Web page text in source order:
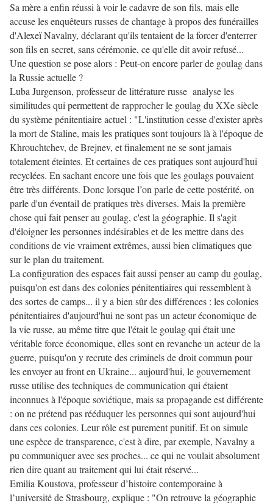
Sa mère a enfin réussi à voir le cadavre de son fils, mais elle
accuse les enquêteurs russes de chantage à propos des funérailles
d'Alexeï Navalny, déclarant qu'ils tentaient de la forcer d'enterrer
son fils en secret, sans cérémonie, ce qu'elle dit avoir refusé...
Une question se pose alors : Peut-on encore parler de goulag dans
la Russie actuelle ?
Luba Jurgenson, professeur de littérature russe analyse les
similitudes qui permettent de rapprocher le goulag du XXe siècle
du système pénitentiaire actuel : "L'institution cesse d'exister après
la mort de Staline, mais les pratiques sont toujours là à l'époque de
Khrouchtchev, de Brejnev, et finalement ne se sont jamais
totalement éteintes. Et certaines de ces pratiques sont aujourd'hui
recyclées. En sachant encore une fois que les goulags pouvaient
être très différents. Donc lorsque l’on parle de cette postérité, on
parle d'un éventail de pratiques très diverses. Mais la première
chose qui fait penser au goulag, c'est la géographie. Il s'agit
d'éloigner les personnes indésirables et de les mettre dans des
conditions de vie vraiment extrêmes, aussi bien climatiques que
sur le plan du traitement.
La configuration des espaces fait aussi penser au camp du goulag,
puisqu'on est dans des colonies pénitentiaires qui ressemblent à
des sortes de camps... il y a bien sûr des différences : les colonies
pénitentiaires d'aujourd'hui ne sont pas un acteur économique de
la vie russe, au même titre que l'était le goulag qui était une
véritable force économique, elles sont en revanche un acteur de la
guerre, puisqu'on y recrute des criminels de droit commun pour
les envoyer au front en Ukraine... aujourd'hui, le gouvernement
russe utilise des techniques de communication qui étaient
inconnues à l'époque soviétique, mais sa propagande est différente
: on ne prétend pas rééduquer les personnes qui sont aujourd'hui
dans ces colonies. Leur rôle est purement punitif. Et on simule
une espèce de transparence, c'est à dire, par exemple, Navalny a
pu communiquer avec ses proches... ce qui ne voulait absolument
rien dire quant au traitement qui lui était réservé...
Emilia Koustova, professeur d’histoire contemporaine à
l’université de Strasbourg, explique : "On retrouve la géographie